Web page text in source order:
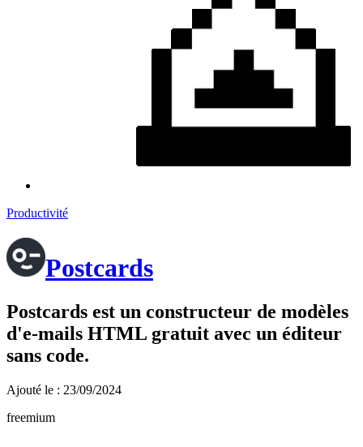
Productivité
Postcards
Postcards est un constructeur de modèles
d'e-mails HTML gratuit avec un éditeur
sans code.
Ajouté le : 23/09/2024
freemium